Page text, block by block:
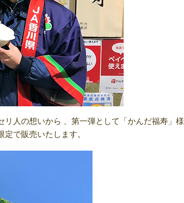
人の想いから 、第一弾として「かんだ福寿」様
で販売いたします。